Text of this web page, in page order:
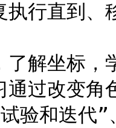
执行直到
解坐标，
过改变角
验和迭代”